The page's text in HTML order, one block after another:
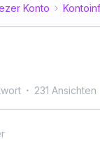
Konto
231 Ansichten